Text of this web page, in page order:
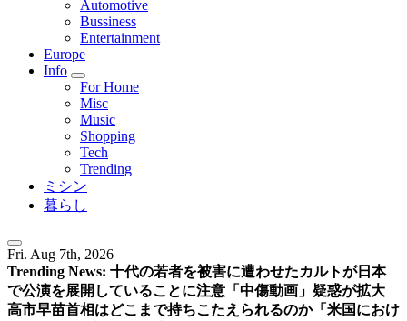
Automotive
Bussiness
Entertainment
Europe
Info
For Home
Misc
Music
Shopping
Tech
Trending
ミシン
暮らし
Fri. Aug 7th, 2026
Trending News: 十代の若者を被害に遭わせたカルトが日本
で公演を展開していることに注意 「中傷動画」疑惑が拡大
高市早苗首相はどこまで持ちこたえられるのか「米国におけ